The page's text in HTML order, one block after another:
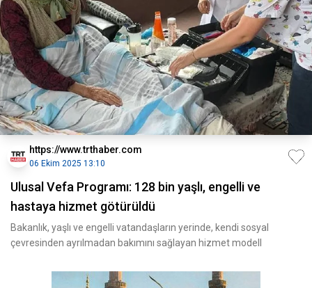
https://www.trthaber.com
06 Ekim 2025 13:10
Ulusal Vefa Programı: 128 bin yaşlı, engelli ve
hastaya hizmet götürüldü
Bakanlık, yaşlı ve engelli vatandaşların yerinde, kendi sosyal
çevresinden ayrılmadan bakımını sağlayan hizmet modell